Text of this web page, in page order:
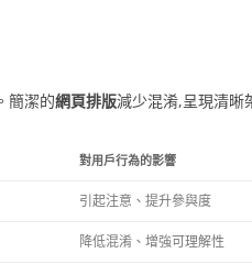
簡潔的網頁排版減少混淆,呈現清晰
對用戶行為的影響
引起注意、提升參與度
降低混淆、增強可理解性